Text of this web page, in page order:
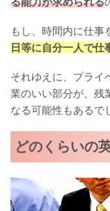
もし、時間内に仕事
日等に自分一人で仕
それゆえに、プライ
業のいい部分が、残
なる可能性もあるで
どのくらいの